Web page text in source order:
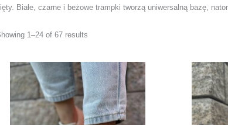
Białe, czarne i beżowe trampki tworzą uniwersalną bazę,
1–24 of 67 results